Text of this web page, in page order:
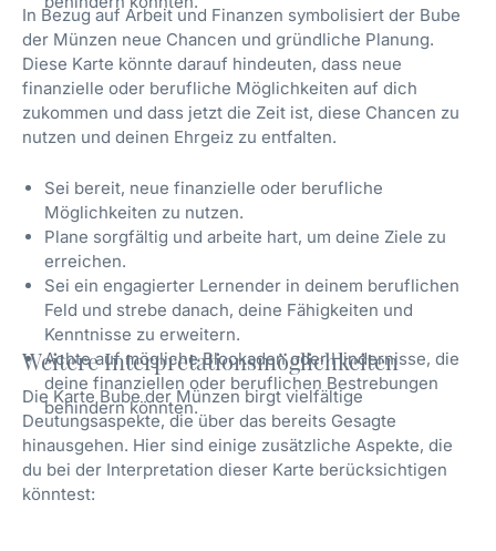
In Bezug auf Arbeit und Finanzen symbolisiert der Bube
der Münzen neue Chancen und gründliche Planung.
Diese Karte könnte darauf hindeuten, dass neue
finanzielle oder berufliche Möglichkeiten auf dich
zukommen und dass jetzt die Zeit ist, diese Chancen zu
nutzen und deinen Ehrgeiz zu entfalten.
Sei bereit, neue finanzielle oder berufliche
Möglichkeiten zu nutzen.
Plane sorgfältig und arbeite hart, um deine Ziele zu
erreichen.
Sei ein engagierter Lernender in deinem beruflichen
Feld und strebe danach, deine Fähigkeiten und
Kenntnisse zu erweitern.
Achte auf mögliche Blockaden oder Hindernisse, die
deine finanziellen oder beruflichen Bestrebungen
behindern könnten.
Weitere Interpretationsmöglichkeiten
Die Karte Bube der Münzen birgt vielfältige
Deutungsaspekte, die über das bereits Gesagte
hinausgehen. Hier sind einige zusätzliche Aspekte, die
du bei der Interpretation dieser Karte berücksichtigen
könntest: